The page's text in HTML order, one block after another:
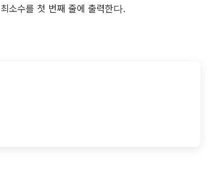
소수를 첫 번째 줄에 출력한다.